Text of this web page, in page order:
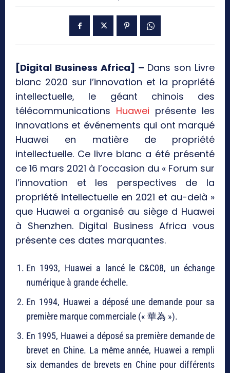
[Digital Business Africa] – Dans son Livre
blanc 2020 sur l’innovation et la propriété
intellectuelle, le géant chinois des
télécommunications Huawei présente les
innovations et événements qui ont marqué
Huawei en matière de propriété
intellectuelle. Ce livre blanc a été présenté
ce 16 mars 2021 à l’occasion du « Forum sur
l’innovation et les perspectives de la
propriété intellectuelle en 2021 et au-delà »
que Huawei a organisé au siège d Huawei
à Shenzhen. Digital Business Africa vous
présente ces dates marquantes.
En 1993, Huawei a lancé le C&C08, un échange
numérique à grande échelle.
En 1994, Huawei a déposé une demande pour sa
première marque commerciale (« 華為 »).
En 1995, Huawei a déposé sa première demande de
brevet en Chine. La même année, Huawei a rempli
six demandes de brevets en Chine pour différents